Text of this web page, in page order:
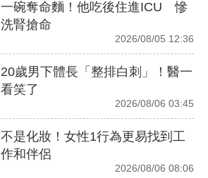
一碗奪命麵！他吃後住進ICU 慘
洗腎搶命
2026/08/05 12:36
20歲男下體長「整排白刺」！醫一
看笑了
2026/08/06 03:45
不是化妝！女性1行為更易找到工
作和伴侶
2026/08/06 08:06